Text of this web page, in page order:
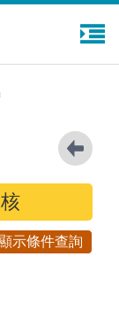
示條件查詢